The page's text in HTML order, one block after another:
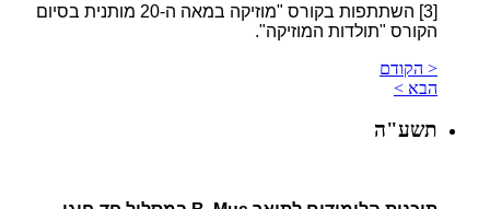
[3]
השתתפות בקורס "מוזיקה במאה ה-20 מותנית בסיום
הקורס "תולדות המוזיקה".
< הקודם
הבא >
תשע"ה